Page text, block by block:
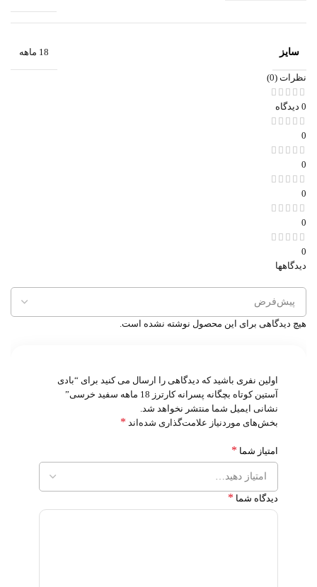
سایز 18 ماهه
نظرات (0)
0 دیدگاه
0
0
0
0
0
دیدگاهها
هیچ دیدگاهی برای این محصول نوشته نشده است.
اولین نفری باشید که دیدگاهی را ارسال می کنید برای “بادی
آستین کوتاه بچگانه پسرانه کارترز 18 ماهه سفید خرسی”
نشانی ایمیل شما منتشر نخواهد شد.
بخش‌های موردنیاز علامت‌گذاری شده‌اند *
امتیاز شما *
دیدگاه شما *